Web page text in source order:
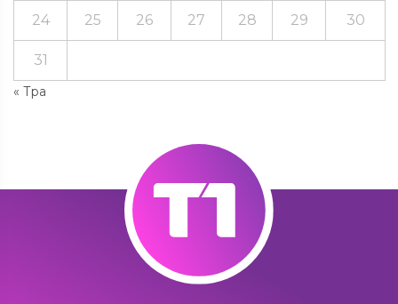
« Тра
24 25 26 27 28 29 30
31